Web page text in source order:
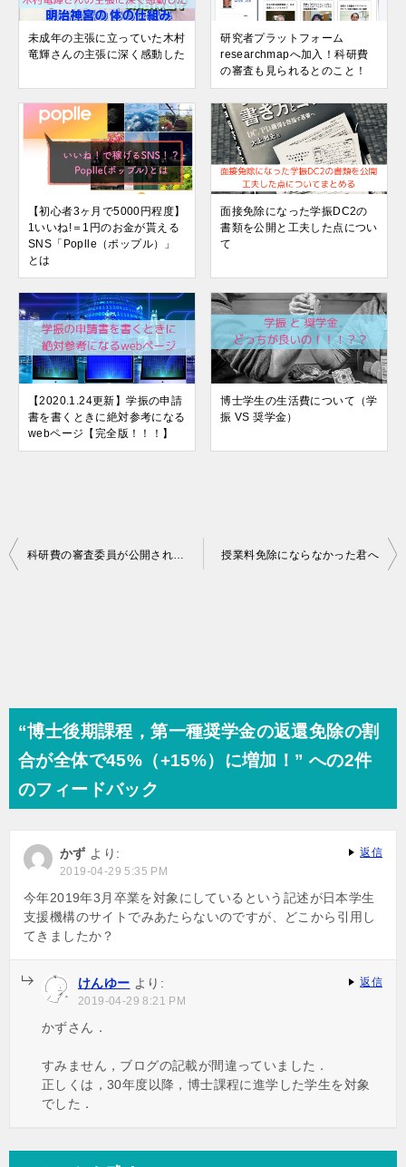
未成年の主張に立っていた木村
竜輝さんの主張に深く感動した
研究者プラットフォーム
researchmapへ加入！科研費
の審査も見られるとのこと！
【初心者3ヶ月で5000円程度】
1いいね!＝1円のお金が貰える
SNS「Poplle（ポップル）」
とは
面接免除になった学振DC2の
書類を公開と工夫した点につい
て
【2020.1.24更新】学振の申請
書を書くときに絶対参考になる
webページ【完全版！！！】
博士学生の生活費について（学
振 VS 奨学金）
投
シ
ョ
ン
科研費の審査委員が公開されているらしい 授業料免除にならなかった君へ
“博士後期課程，第一種奨学金の返還免除の割
合が全体で45%（+15%）に増加！” への2件
のフィードバック
かず より:
2019-04-29 5:35 PM
今年2019年3月卒業を対象にしているという記述が日本学生
支援機構のサイトでみあたらないのですが、どこから引用し
てきましたか？
返信
けんゆー より:
2019-04-29 8:21 PM
かずさん．
すみません，ブログの記載が間違っていました．
正しくは，30年度以降，博士課程に進学した学生を対象
でした．
返信